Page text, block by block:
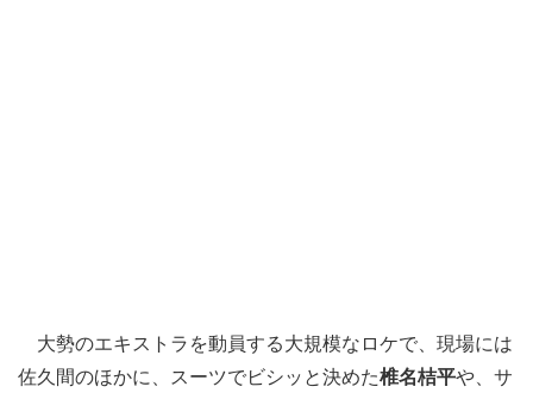
大勢のエキストラを動員する大規模なロケで、現場には
佐久間のほかに、スーツでビシッと決めた椎名桔平や、サ